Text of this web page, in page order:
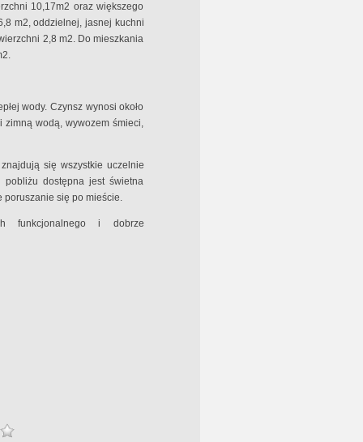
10,17m2 oraz większego
m2, oddzielnej, jasnej kuchni
2,8 m2. Do mieszkania
wody. Czynsz wynosi około
zimną wodą, wywozem śmieci,
się wszystkie uczelnie
dostępna jest świetna
poruszanie się po mieście.
funkcjonalnego i dobrze